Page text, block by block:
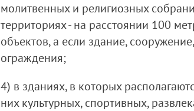
молитвенных и религиозных
территориях - на расстоянии 100
объектов, а если здание,
ограждения;
4) в зданиях, в которых
них культурных, спортивных,